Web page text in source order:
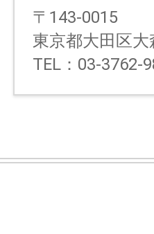
〒143-0015
東京都大田区大
TEL：03-3762-